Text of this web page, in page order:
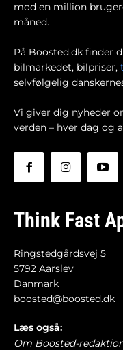
mod en million
måned.
På Boosted.dk finder
bilmarkedet, bilpriser,
selvfølgelig
Vi giver dig nyheder
verden – hver dag og
Think Fast
Ringstedgårdsvej 5
5792 Aarslev
Danmark
boosted@boosted.dk
Læs også:
Om Boosted-